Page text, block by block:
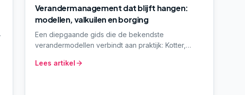
Verandermanagement dat blijft hangen:
modellen, valkuilen en borging
Een diepgaande gids die de bekendste
verandermodellen verbindt aan praktijk: Kotter,
MT's en programmaleiders die verder willen dan de
Lees artikel